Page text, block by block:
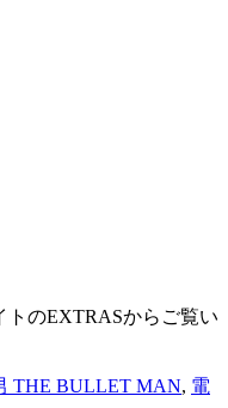
のEXTRASからご覧い
THE BULLET MAN, 電